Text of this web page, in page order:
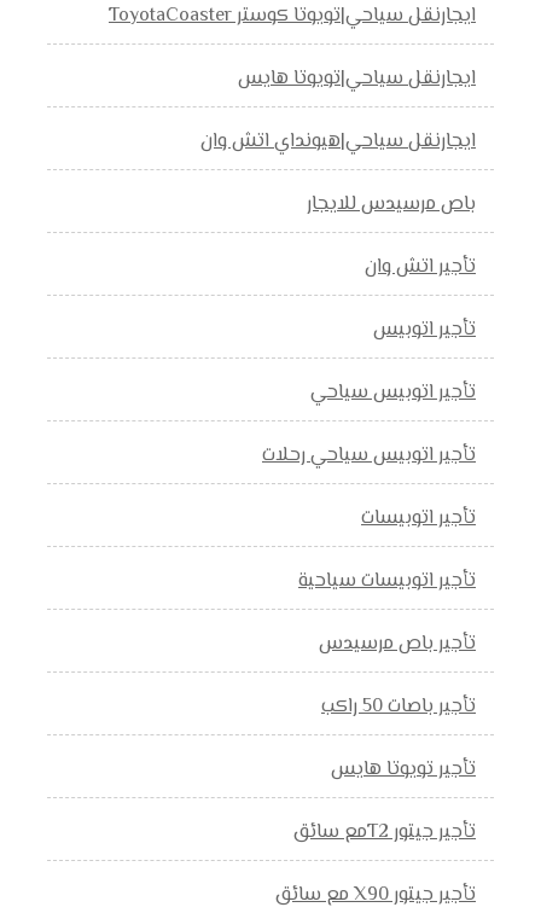
ايجارنقل سياحي|تويوتا كوستر ToyotaCoaster
ايجارنقل سياحي|تويوتا هايس
ايجارنقل سياحي|هيونداي اتش وان
باص مرسيدس للايجار
تأجير اتش وان
تأجير اتوبيس
تأجير اتوبيس سياحي
تأجير اتوبيس سياحي رحلات
تأجير اتوبيسات
تأجير اتوبيسات سياحية
تأجير باص مرسيدس
تأجير باصات 50 راكب
تأجير تويوتا هايس
تأجير جيتور T2مع سائق
تأجير جيتور X90 مع سائق